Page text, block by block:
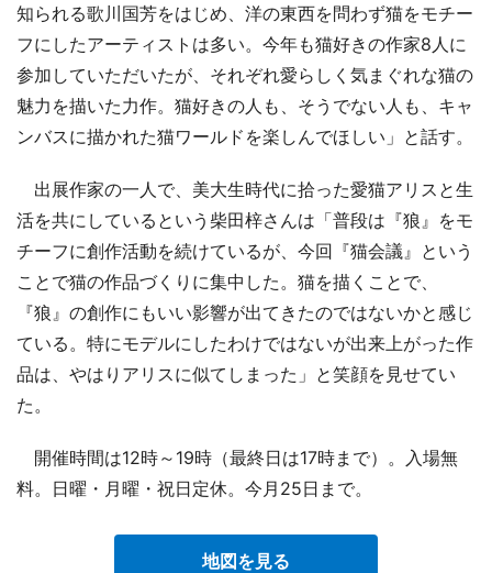
知られる歌川国芳をはじめ、洋の東西を問わず猫をモチー
フにしたアーティストは多い。今年も猫好きの作家8人に
参加していただいたが、それぞれ愛らしく気まぐれな猫の
魅力を描いた力作。猫好きの人も、そうでない人も、キャ
ンバスに描かれた猫ワールドを楽しんでほしい」と話す。
出展作家の一人で、美大生時代に拾った愛猫アリスと生
活を共にしているという柴田梓さんは「普段は『狼』をモ
チーフに創作活動を続けているが、今回『猫会議』という
ことで猫の作品づくりに集中した。猫を描くことで、
『狼』の創作にもいい影響が出てきたのではないかと感じ
ている。特にモデルにしたわけではないが出来上がった作
品は、やはりアリスに似てしまった」と笑顔を見せてい
た。
開催時間は12時～19時（最終日は17時まで）。入場無
料。日曜・月曜・祝日定休。今月25日まで。
地図を見る